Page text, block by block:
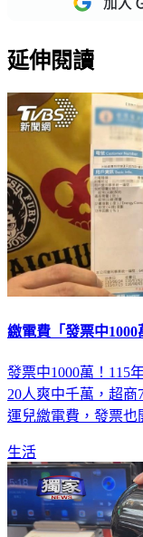
延伸閱讀
繳電費「發票中
發票中1000萬！115
20人爽中千萬，超
運兒繳電費，發票也
生活